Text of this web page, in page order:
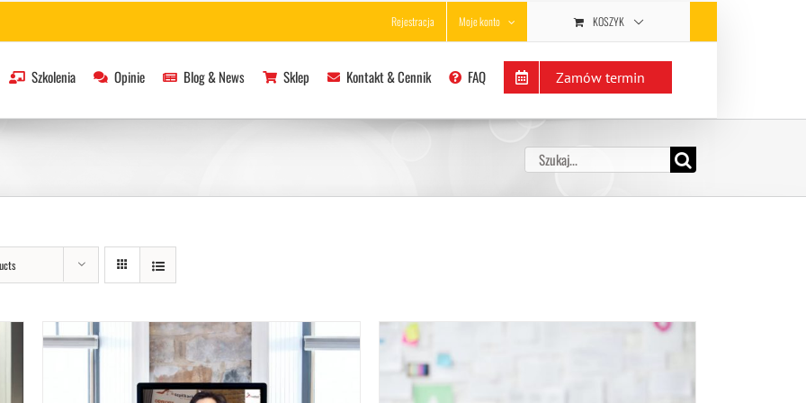
Rejestracja Moje konto KOSZYK
Szkolenia Opinie Blog & News Sklep Kontakt & Cennik FAQ Zamów termin
Szukaj